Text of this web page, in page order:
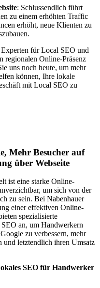
: Schlussendlich führt
zu einem erhöhten Traffic
erhöht, neue Klienten zu
für Local SEO und
regionalen Online-Präsenz
uns noch heute, um mehr
können, Ihre lokale
mit Local SEO zu
Mehr Besucher auf
über Webseite
ist eine starke Online-
um sich von der
zu sein. Bei Nabenhauer
einer effektiven Online-
spezialisierte
an, um Handwerkern
zu verbessern, mehr
und letztendlich ihren Umsatz
SEO für Handwerker